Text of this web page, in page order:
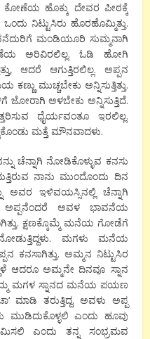
ಕೋಣೆಯ ಹೊಕ್ಕು ದೇವರ ಪೀಠಕ್ಕೆ
.ಒಂದು ನಿಟ್ಟುಸಿರು ಹೊರಹೊಮ್ಮಿತ್ತು.
ಮಂಡಿಯೂರಿ ಸುಮ್ಮನಾಗಿ
ಅರಿವಿರಲಿಲ್ಲ.ಓಡಿ
ಹೋಗಿ
ಆದರೆ ಆಗುತ್ತಿರಲಿಲ್ಲ. ಅಪ್ಪನ
ಕಣ್ಣು ಮುಚ್ಚಬೇಕು ಅನ್ನಿಸುತ್ತಿತ್ತು.
ಜೋರಾಗಿ ಅಳಬೇಕು ಅನ್ನಿಸುತ್ತಿದೆ.
ಧೈರ್ಯವಂತೂ ಇರಲಿಲ್ಲ.
ಮತ್ತೆ ಮೌನವಾದಳು.
ಚೆನ್ನಾಗಿ ನೋಡಿಕೊಳ್ಳುವ ಕನಸು
ನಾನು ಮುಂದೊಂದು ದಿನ
ಅವರ ಇಳಿವಯಸ್ಸಿನಲ್ಲಿ ಚೆನ್ನಾಗಿ
ಅಪ್ಪನೆಂದರೆ ಅವಳ
ಭಾವನೆಯ
. ಕ್ಷಣಕ್ಕೊಮ್ಮೆ ಮನೆಯ ಗೋಡೆಗೆ
. ಮಗಳು
ಮನೆಯ
ಕನಸಾಗಿತ್ತು. ಅಮ್ಮನ ನಿಟ್ಟುಸಿರ
ಆದರೂ ಅಮ್ಮನೇ ದಿನವೂ ಸ್ನಾನ
ಮಗಳ ಸ್ನಾನದ ಮನೆಯ ಪಯಣ
‘ಮಾಡಿ ತರುತ್ತಿದ್ದ.ಅವಳು ಅಪ್ಪ
ಮುಡಿದುಕೊಳ್ಳಲಿ ಎಂದು ಹೂವು
ಎಂದು ತನ್ನ
ಸಂಭ್ರಮವ